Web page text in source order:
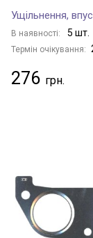
Ущільнення,
В наявності: 5 шт.
Термін очікування:
276